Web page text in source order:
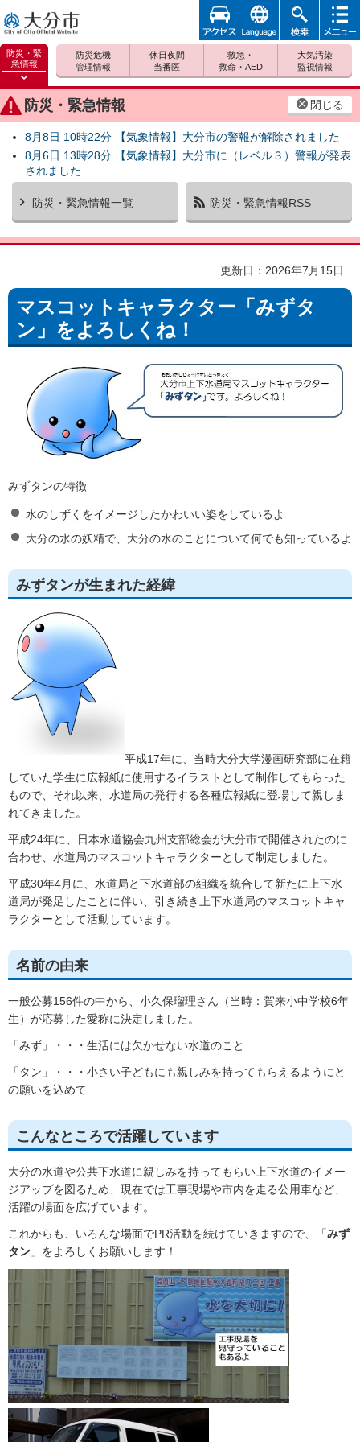
大分市
防災・緊
急情報
防災緊
急情報
を開く
防災・緊急情報 閉じる
8月8日 10時22分 【気象情報】大分市の警報が解除されました
8月6日 13時28分 【気象情報】大分市に（レベル３）警報が発表
されました
防災・緊急情報一覧 防災・緊急情報RSS
防災危機
管理情報
休日夜間
当番医
救急・
救命・AED
大気汚染
監視情報
アクセ
ス
foreign 検索
メニュ
更新日：2026年7月15日
マスコットキャラクター「みずタ
ン」をよろしくね！
みずタンの特徴
水のしずくをイメージしたかわいい姿をしているよ
大分の水の妖精で、大分の水のことについて何でも知っているよ
みずタンが生まれた経緯
平成17年に、当時大分大学漫画研究部に在籍
していた学生に広報紙に使用するイラストとして制作してもらった
もので、それ以来、水道局の発行する各種広報紙に登場して親しま
れてきました。
平成24年に、日本水道協会九州支部総会が大分市で開催されたのに
合わせ、水道局のマスコットキャラクターとして制定しました。
平成30年4月に、水道局と下水道部の組織を統合して新たに上下水
道局が発足したことに伴い、引き続き上下水道局のマスコットキャ
ラクターとして活動しています。
名前の由来
一般公募156件の中から、小久保瑠理さん（当時：賀来小中学校6年
生）が応募した愛称に決定しました。
「みず」・・・生活には欠かせない水道のこと
「タン」・・・小さい子どもにも親しみを持ってもらえるようにと
の願いを込めて
こんなところで活躍しています
大分の水道や公共下水道に親しみを持ってもらい上下水道のイメー
ジアップを図るため、現在では工事現場や市内を走る公用車など、
活躍の場面を広げています。
これからも、いろんな場面でPR活動を続けていきますので、「みず
タン 」をよろしくお願いします！